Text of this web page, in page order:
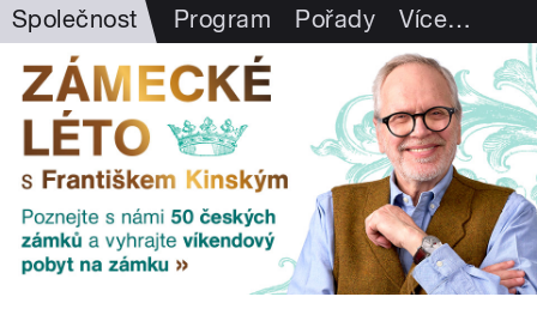
Společnost Program Pořady Více…